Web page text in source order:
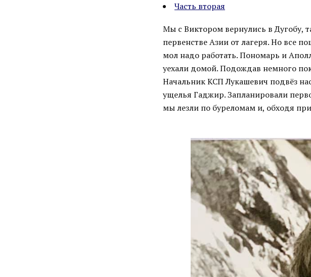
Часть вторая
Мы с Виктором вернулись в Дугобу,
первенстве Азии от лагеря. Но все
мол надо работать. Пономарь и
уехали домой. Подождав немного
Начальник КСП Лукашевич подвёз
ущелья Гаджир. Запланировали
мы лезли по буреломам и, обходя